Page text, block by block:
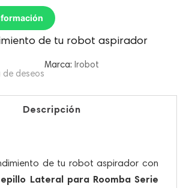
de tu robot aspirador
deseos
Marca: Irobot
Descripción
de tu robot aspirador con
Lateral para Roomba Serie